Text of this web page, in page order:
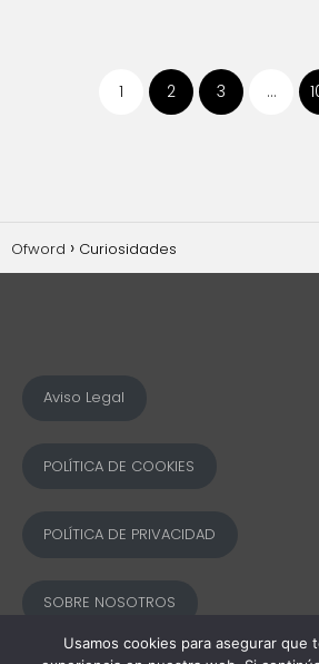
1 2 3 …
Ofword Curiosidades
Aviso Legal
POLÍTICA DE COOKIES
POLÍTICA DE PRIVACIDAD
SOBRE NOSOTROS
Usamos cookies para asegurar que